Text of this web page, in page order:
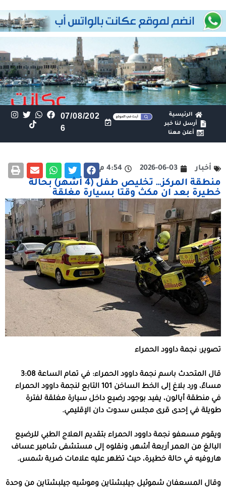
الرئيسية
أرسل لنا خبر
أعلن معنا
07/08/202
6
أخبار 2026-06-03 4:54 م
منطقة المركز… تخليص طفل (4 أشهر) بحالة
خطيرة بعد ان مكث وقتا بسيارة مغلقة
تصوير: نجمة داوود الحمراء
قال المتحدث باسم نجمة داوود الحمراء: في تمام الساعة 3:08
مساءً، ورد بلاغ إلى الخط الساخن 101 التابع لنجمة داوود الحمراء
في منطقة أيالون، يفيد بوجود رضيع داخل سيارة مغلقة لفترة
طويلة في إحدى قرى مجلس سدوت دان الإقليمي.
ويقوم مسعفو نجمة داوود الحمراء بتقديم العلاج الطبي للرضيع
البالغ من العمر أربعة أشهر، ونقلوه إلى مستشفى شامير عساف
هاروفيه في حالة خطيرة، حيث تظهر عليه علامات ضربة شمس.
وقال المسعفان شموئيل جيلبشتاين وموشيه جيلبشتاين من وحدة